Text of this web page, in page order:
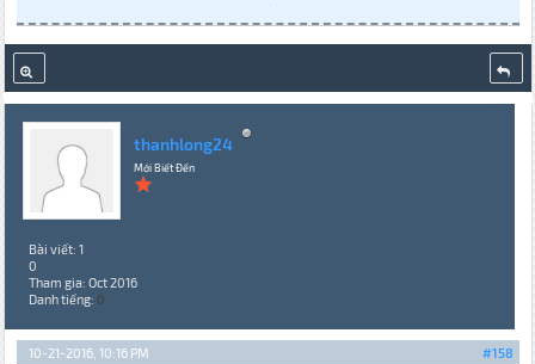
thanhlong24
Mới Biết Đến
Bài viết: 1
0
Tham gia: Oct 2016
Danh tiếng: 0
#158
10-21-2016, 10:16 PM